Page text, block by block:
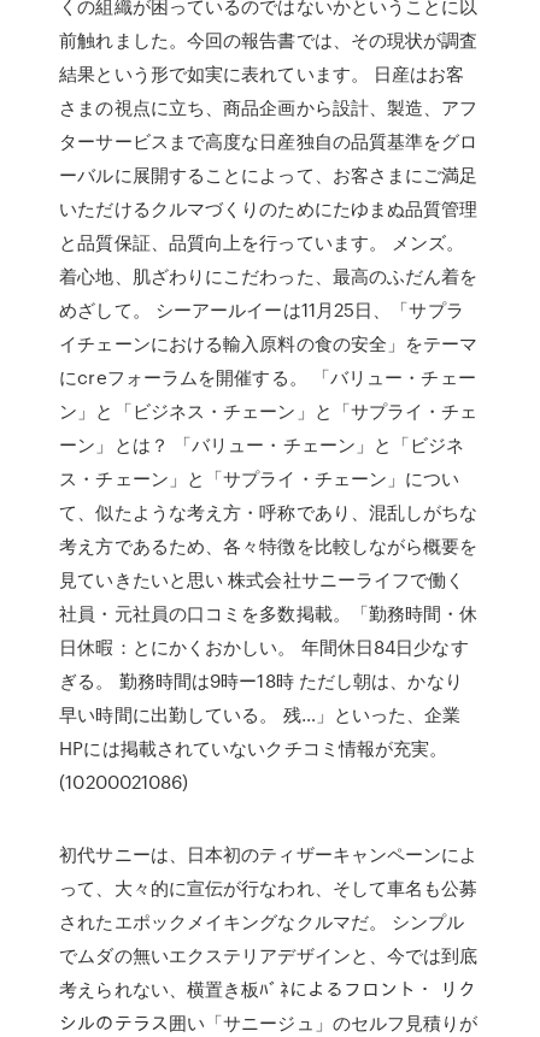
くの組織が困っているのではないかということに以
前触れました。今回の報告書では、その現状が調査
結果という形で如実に表れています。 日産はお客
さまの視点に立ち、商品企画から設計、製造、アフ
ターサービスまで高度な日産独自の品質基準をグロ
ーバルに展開することによって、お客さまにご満足
いただけるクルマづくりのためにたゆまぬ品質管理
と品質保証、品質向上を行っています。 メンズ。
着心地、肌ざわりにこだわった、最高のふだん着を
めざして。 シーアールイーは11月25日、「サプラ
イチェーンにおける輸入原料の食の安全」をテーマ
にcreフォーラムを開催する。 「バリュー・チェー
ン」と「ビジネス・チェーン」と「サプライ・チェ
ーン」とは？ 「バリュー・チェーン」と「ビジネ
ス・チェーン」と「サプライ・チェーン」につい
て、似たような考え方・呼称であり、混乱しがちな
考え方であるため、各々特徴を比較しながら概要を
見ていきたいと思い 株式会社サニーライフで働く
社員・元社員の口コミを多数掲載。「勤務時間・休
日休暇：とにかくおかしい。 年間休日84日少なす
ぎる。 勤務時間は9時ー18時 ただし朝は、かなり
早い時間に出勤している。 残…」といった、企業
HPには掲載されていないクチコミ情報が充実。
(10200021086)
初代サニーは、日本初のティザーキャンペーンによ
って、大々的に宣伝が行なわれ、そして車名も公募
されたエポックメイキングなクルマだ。 シンプル
でムダの無いエクステリアデザインと、今では到底
考えられない、横置き板ﾊﾞﾈによるフロント・ リク
シルのテラス囲い「サニージュ」のセルフ見積りが